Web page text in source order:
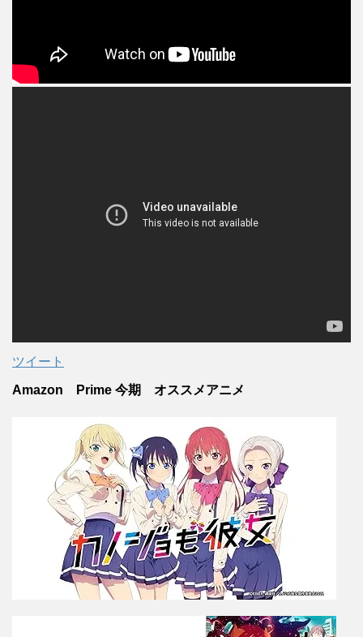
ツイート
Amazon Prime 今期 オススメアニメ